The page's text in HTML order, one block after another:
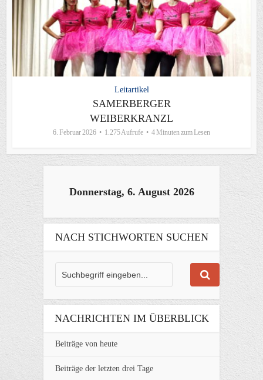
Leitartikel
SAMERBERGER
WEIBERKRANZL
6. Februar 2026 1.275 Aufrufe 4 Minuten zum Lesen
Donnerstag, 6. August 2026
NACH STICHWORTEN SUCHEN
NACHRICHTEN IM ÜBERBLICK
Beiträge von heute
Beiträge der letzten drei Tage